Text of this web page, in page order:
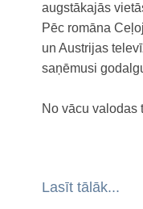
augstākajās
Pēc romāna
un Austrijas
saņēmusi
No vācu valodas
Lasīt tālāk...